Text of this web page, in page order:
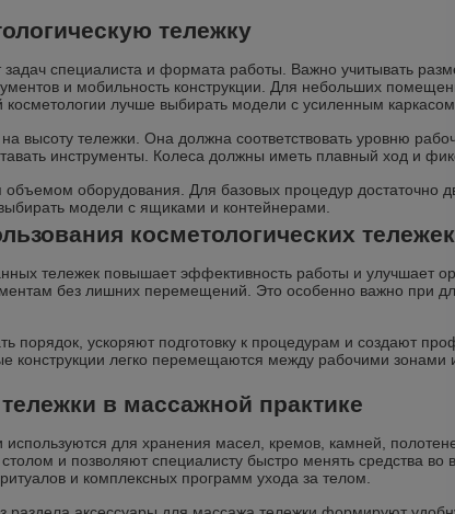
тележку
специалиста и формата работы. Важно учитывать
и мобильность конструкции. Для небольших
лучше выбирать модели с усиленным
высоту тележки. Она должна соответствовать уровню
инструменты. Колеса должны иметь плавный ход и
объемом оборудования. Для базовых процедур достаточно
модели с ящиками и контейнерами.
косметологических тележек
тележек повышает эффективность работы и улучшает
без лишних перемещений. Это особенно важно при
порядок, ускоряют подготовку к процедурам и создают
конструкции легко перемещаются между рабочими зонами
в массажной практике
для хранения масел, кремов, камней,
и позволяют специалисту быстро менять средства
и комплексных программ ухода за телом.